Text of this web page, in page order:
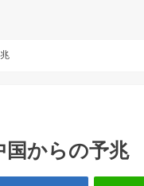
国からの予兆